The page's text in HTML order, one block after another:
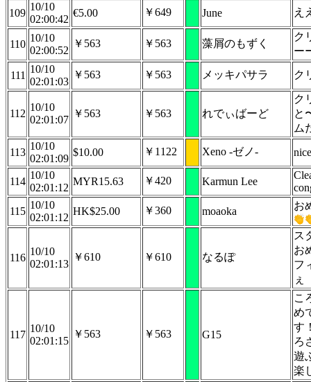
109
10/10
02:00:42
€5.00 ￥649 June え
110
10/10
02:00:52
￥563 ￥563 藻屑のもずく
ク
ー
111
10/10
02:01:03
￥563 ￥563 メッキパサラ ク
112
10/10
02:01:07
￥563 ￥563 れでぃばーど
ク
と
ム
113
10/10
02:01:09
$10.00 ￥1122 Xeno -ゼノ-
114
10/10
02:01:12
MYR15.63 ￥420 Karmun Lee
115
10/10
02:01:12
HK$25.00 ￥360 moaoka お
116
10/10
02:01:13
￥610 ￥610 なるぽ
ス
お
フ
ぇ
117
10/10
02:01:15
￥563 ￥563 G15
こ
め
す
ろ
遊
楽